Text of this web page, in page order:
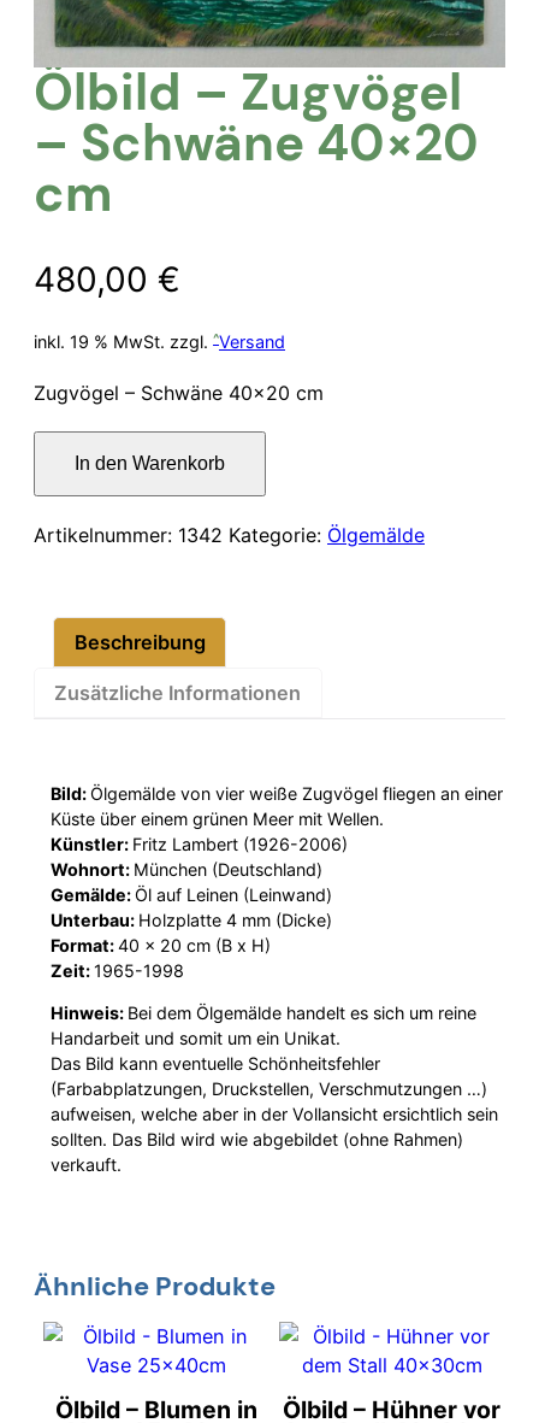
Ölbild – Zugvögel
– Schwäne 40×20
cm
480,00 €
inkl. 19 % MwSt. zzgl. Versand
Zugvögel – Schwäne 40×20 cm
Zugvögel
–
cm
Menge
In den Warenkorb
Artikelnummer: 1342 Kategorie: Ölgemälde
Beschreibung
Zusätzliche Informationen
Bild:Ölgemälde von vier weiße Zugvögel fliegen an einer
Küste über einem grünen Meer mit Wellen.
Künstler: Fritz Lambert (1926-2006)
Wohnort: München (Deutschland)
Gemälde:Öl auf Leinen (Leinwand)
Unterbau: Holzplatte 4 mm (Dicke)
Format:40 x 20 cm (B x H)
Zeit:1965-1998
Hinweis: Bei dem Ölgemälde handelt es sich um reine
Handarbeit und somit um ein Unikat.
Das Bild kann eventuelle Schönheitsfehler
(Farbabplatzungen, Druckstellen, Verschmutzungen …)
aufweisen, welche aber in der Vollansicht ersichtlich sein
sollten. Das Bild wird wie abgebildet (ohne Rahmen)
verkauft.
Ähnliche Produkte
Ölbild – Blumen in Ölbild – Hühner vor